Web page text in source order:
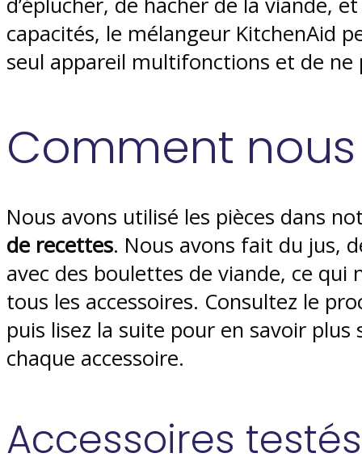
capacités, le mélangeur KitchenAid
seul appareil multifonctions et de
Comment
Nous avons utilisé les pièces dans
de recettes. Nous avons fait du jus,
avec des boulettes de viande, ce qui
tous les accessoires. Consultez le
puis lisez la suite pour en savoir
chaque accessoire.
Accessoires testés